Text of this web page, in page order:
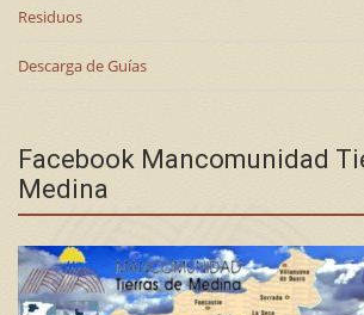
Residuos
Descarga de Guías
Facebook Mancomunidad
Medina